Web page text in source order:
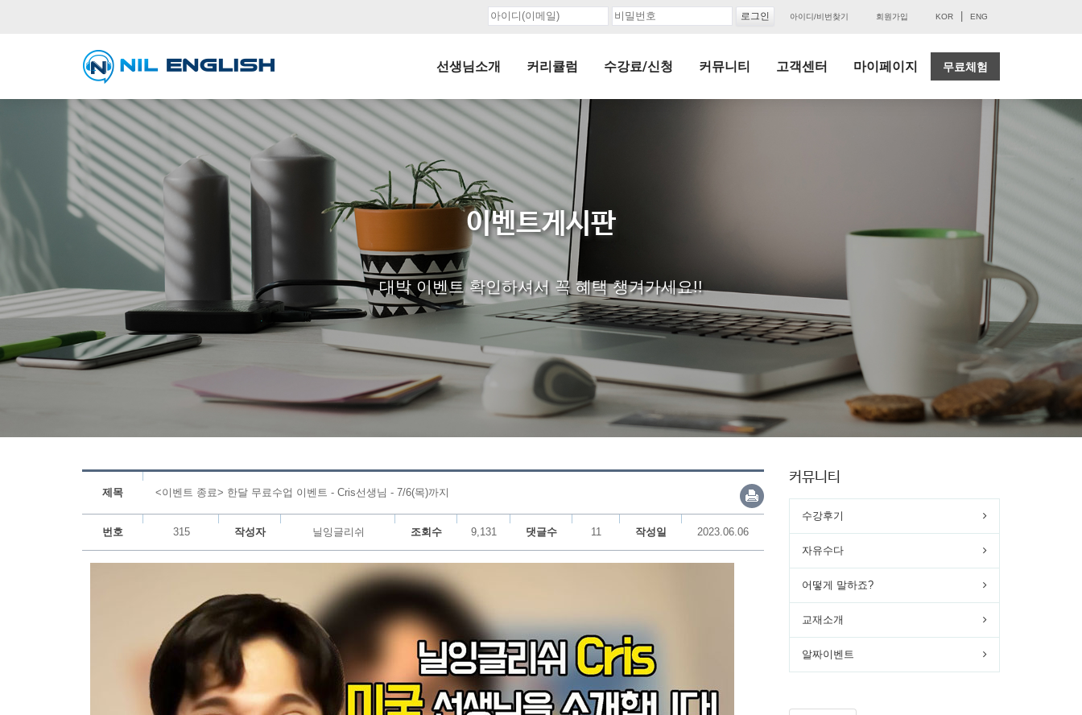
아이디/비번찾기 회원가입 KOR ENG
선생님소개 커리큘럼 수강료/신청 커뮤니티 고객센터 마이페이지 무료체험
이벤트게시판
대박 이벤트 확인하셔서 꼭 혜택 챙겨가세요!!
제목 <이벤트 종료> 한달 무료수업 이벤트 - Cris선생님 - 7/6(목)까지
번호 315 작성자 닐잉글리쉬 조회수 9,131 댓글수 11 작성일 2023.06.06
커뮤니티
수강후기
자유수다
어떻게 말하죠?
교재소개
알짜이벤트